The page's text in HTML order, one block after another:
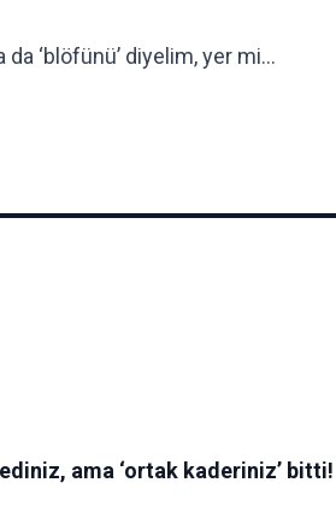
da ‘blöfünü’ diyelim, yer mi…
ama ‘ortak kaderiniz’ bitti!